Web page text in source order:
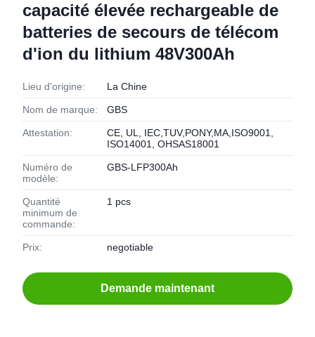
capacité élevée rechargeable de
batteries de secours de télécom
d'ion du lithium 48V300Ah
Lieu d'origine: La Chine
Nom de marque: GBS
Attestation:
CE, UL, IEC,TUV,PONY,MA,ISO9001,
ISO14001, OHSAS18001
Numéro de
modèle:
GBS-LFP300Ah
Quantité
minimum de
commande:
1 pcs
Prix: negotiable
Demande maintenant